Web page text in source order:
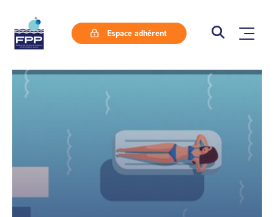
Espace adhérent